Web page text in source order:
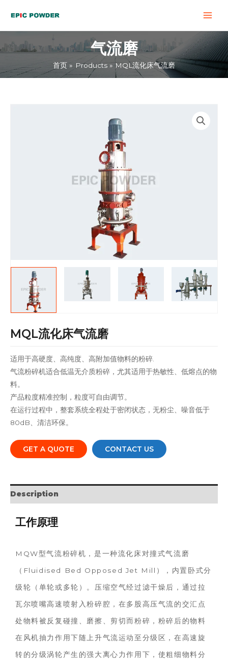
内
气流磨
首页 Products MQL流化床气流磨
MQL流化床气流磨
适用于高硬度、高纯度、高附加值物料的粉碎.
气流粉碎机适合低温无介质粉碎，尤其适用于热敏性、低熔点的物
料。
产品粒度精准控制，粒度可自由调节。
在运行过程中，整套系统全程处于密闭状态，无粉尘、噪音低于
80dB、清洁环保。
GET A QUOTE CONTACT US
Description
工作原理
MQW型气流粉碎机，是一种流化床对撞式气流磨
（Fluidised Bed Opposed Jet Mill），内置卧式分
级轮（单轮或多轮）。压缩空气经过滤干燥后，通过拉
瓦尔喷嘴高速喷射入粉碎腔，在多股高压气流的交汇点
处物料被反复碰撞、磨擦、剪切而粉碎，粉碎后的物料
在风机抽力作用下随上升气流运动至分级区，在高速旋
转的分级涡轮产生的强大离心力作用下，使粗细物料分